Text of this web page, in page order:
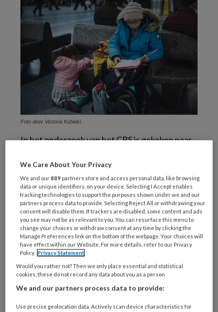
Foto door Victoria Kubiaki
In het onderzoek van het CBS is gekeken naar
verjaardag, de eerste duizend dagen, van in
2006 geboren kinderen en beslaat de periode
van 2005 tot en met 2007. Hulpbronnen zijn
binnen dit onderzoek onder meer het
onderwijsniveau van de ouders, het
welvaartsniveau van de ouders, de stabiliteit
van het gezin en de mentale gezondheid van
de ouders.
maakte 6 procent in de eerste duizend dagen
deel uit van een bijstandsgezin. Het CBS heeft
We Care About Your Privacy
We and our889 partners store and access personal data, like browsing
data or unique identifiers, on your device. Selecting I Accept enables
tracking technologies to support the purposes shown under we and our
partners process data to provide. Selecting Reject All or withdrawing your
consent will disable them. If trackers are disabled, some content and ads
you see may not be as relevant to you. You can resurface this menu to
change your choices or withdraw consent at any time by clicking the
Manage Preferences link on the bottom of the webpage. Your choices will
have effect within our Website. For more details, refer to our Privacy
Policy. Privacy Statement
Would you rather not? Then we only place essential and statistical
cookies, these do not record any data about you as a person
We and our partners process data to provide:
Use precise geolocation data. Actively scan device characteristics for